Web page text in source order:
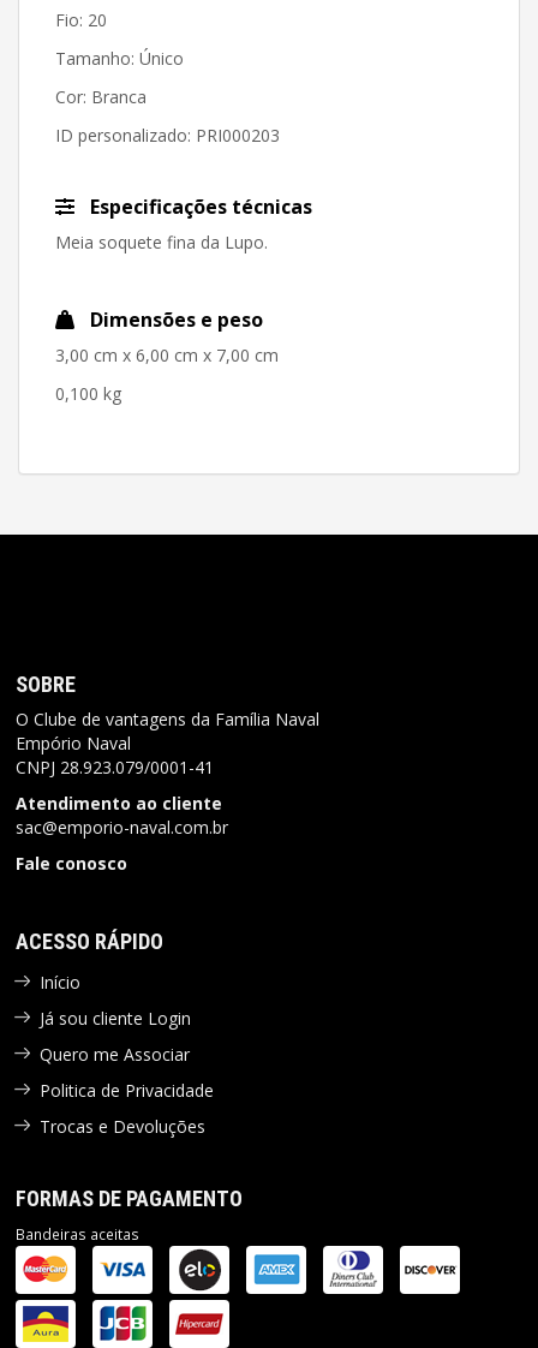
Fio: 20
Tamanho: Único
Cor: Branca
ID personalizado: PRI000203
Especificações técnicas
Meia soquete fina da Lupo.
Dimensões e peso
3,00 cm x 6,00 cm x 7,00 cm
0,100 kg
SOBRE
O Clube de vantagens da Família Naval
Empório Naval
CNPJ 28.923.079/0001-41
Atendimento ao cliente
sac@emporio-naval.com.br
Fale conosco
ACESSO RÁPIDO
Início
Já sou cliente Login
Quero me Associar
Politica de Privacidade
Trocas e Devoluções
FORMAS DE PAGAMENTO
Bandeiras aceitas